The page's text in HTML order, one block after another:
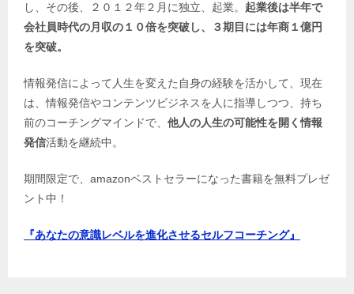
し、その後、２０１２年２月に独立、起業。 起業後は半年で
会社員時代の月収の１０倍を突破し、３期目には年商１億円
を突破。
情報発信によって人生を変えた自身の経験を活かして、現在
は、情報発信やコンテンツビジネスを人に指導しつつ、持ち
前のコーチングマインドで、 他人の人生の可能性を開く情報
発信活動を継続中。
期間限定で、amazonベストセラーになった書籍を無料プレゼ
ント中！
『あなたの意識レベルを進化させるセルフコーチング』